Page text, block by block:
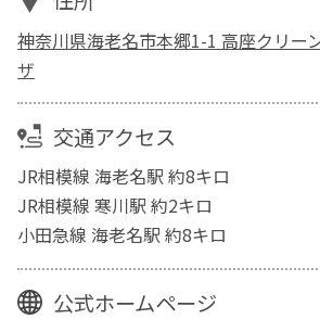
神奈川県海老名市本郷1-1 高座クリー
ザ
交通アクセス
JR相模線 海老名駅 約8キロ
JR相模線 寒川駅 約2キロ
小田急線 海老名駅 約8キロ
公式ホームページ